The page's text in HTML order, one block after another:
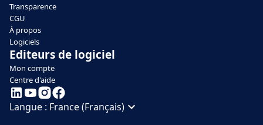
Transparence
CGU
À propos
Logiciels
Editeurs de logiciel
Mon compte
Centre d'aide
Langue : France (Français)